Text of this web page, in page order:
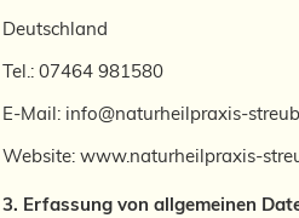
Deutschland
Tel.: 07464 981580
E-Mail: info@naturheilpraxis-
Website: www.naturheilpraxis-
3. Erfassung von allgemeinen